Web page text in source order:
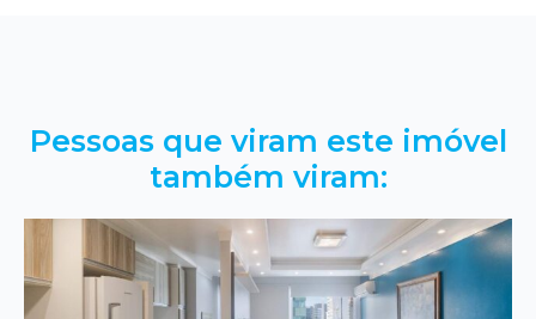
Pessoas que viram este imóvel
também viram: